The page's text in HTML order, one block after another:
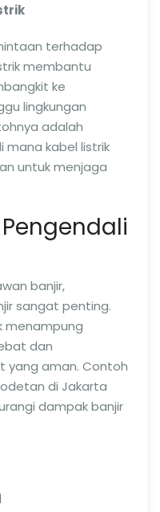
terhadap
membantu
ke
lingkungan
adalah
kabel listrik
untuk menjaga
banjir,
sangat penting.
menampung
dan
yang aman. Contoh
di Jakarta
dampak banjir